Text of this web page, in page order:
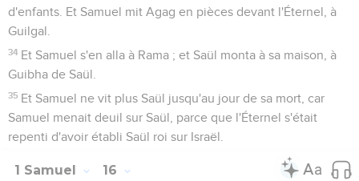
d'enfants. Et Samuel mit Agag en pièces devant l'Éternel, à
Guilgal.
34 Et Samuel s'en alla à Rama ; et Saül monta à sa maison, à
Guibha de Saül.
35 Et Samuel ne vit plus Saül jusqu'au jour de sa mort, car
Samuel menait deuil sur Saül, parce que l'Éternel s'était
repenti d'avoir établi Saül roi sur Israël.
1 Samuel 16